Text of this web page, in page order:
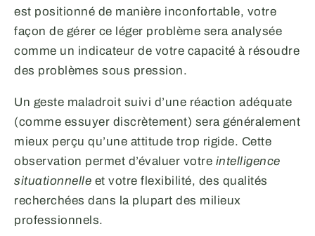
est positionné de manière inconfortable, votre
façon de gérer ce léger problème sera analysée
comme un indicateur de votre capacité à résoudre
des problèmes sous pression.
Un geste maladroit suivi d’une réaction adéquate
(comme essuyer discrètement) sera généralement
mieux perçu qu’une attitude trop rigide. Cette
observation permet d’évaluer votre intelligence
situationnelle et votre flexibilité, des qualités
recherchées dans la plupart des milieux
professionnels.